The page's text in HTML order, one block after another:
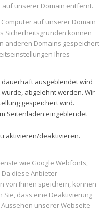
unserer Domain entfernt.
auf unserer Domain
Sicherheitsgründen können
anderen Domains gespeichert
Ihres
ausgeblendet wird
abgelehnt werden. Wir
gespeichert wird.
Seitenladen eingeblendet
aktivieren/deaktivieren.
wie Google Webfonts,
diese Anbieter
von Ihnen speichern, können
Sie, dass eine Deaktivierung
unserer Webseite